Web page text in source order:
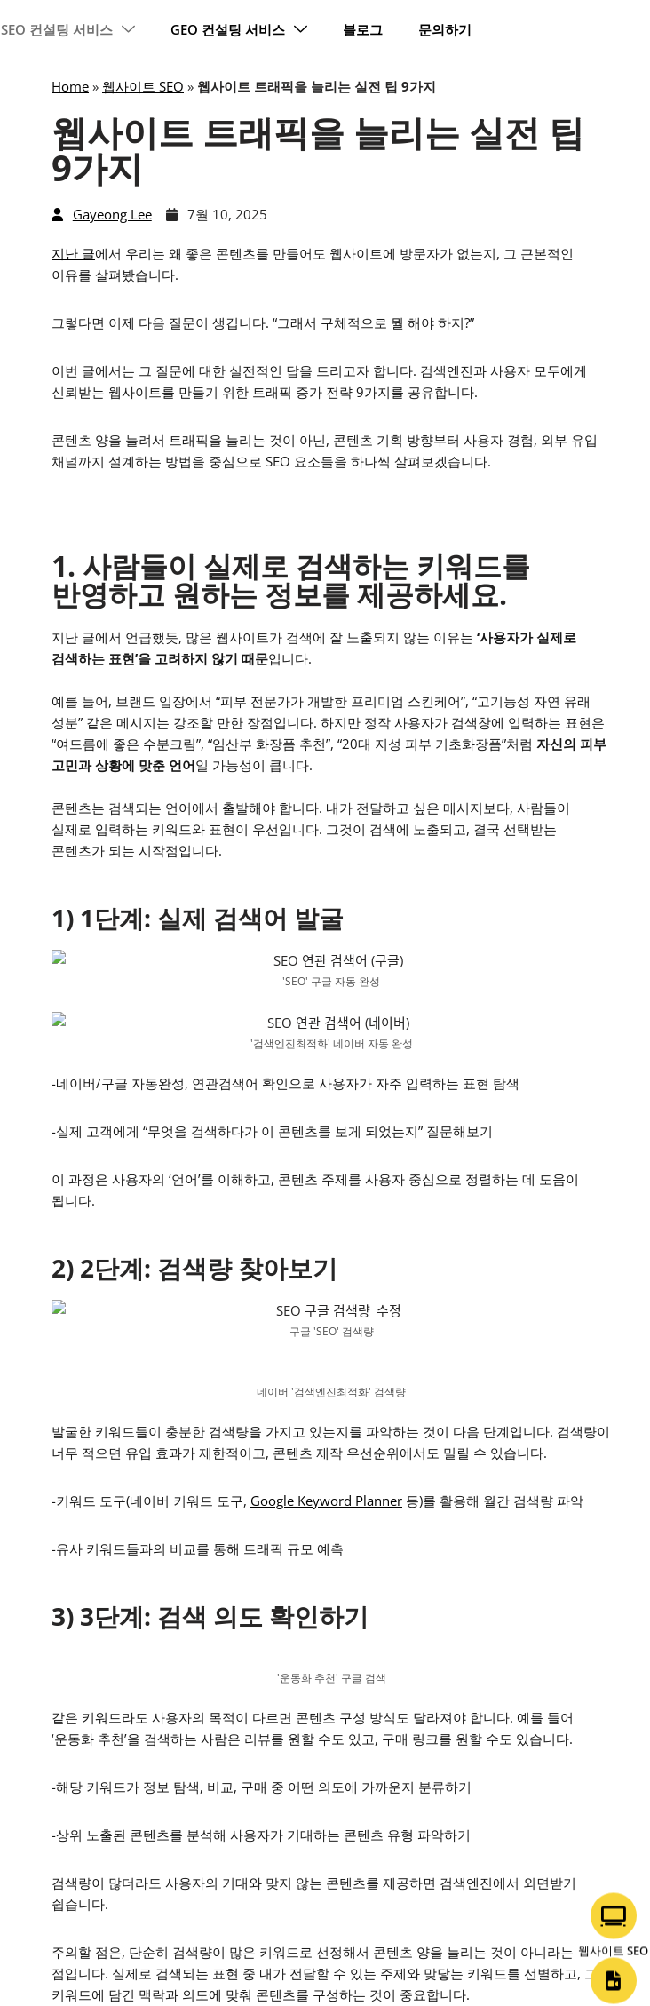
SEO 컨설팅 서비스 GEO 컨설팅 서비스 블로그 문의하기
Home » 웹사이트 SEO » 웹사이트 트래픽을 늘리는 실전 팁 9가지
웹사이트 트래픽을 늘리는 실전 팁
9가지
Gayeong Lee 7월 10, 2025
지난 글에서 우리는 왜 좋은 콘텐츠를 만들어도 웹사이트에 방문자가 없는지, 그 근본적인
이유를 살펴봤습니다.
그렇다면 이제 다음 질문이 생깁니다. “그래서 구체적으로 뭘 해야 하지?”
이번 글에서는 그 질문에 대한 실전적인 답을 드리고자 합니다. 검색엔진과 사용자 모두에게
신뢰받는 웹사이트를 만들기 위한 트래픽 증가 전략 9가지를 공유합니다.
콘텐츠 양을 늘려서 트래픽을 늘리는 것이 아닌, 콘텐츠 기획 방향부터 사용자 경험, 외부 유입
채널까지 설계하는 방법을 중심으로 SEO 요소들을 하나씩 살펴보겠습니다.
1. 사람들이 실제로 검색하는 키워드를
반영하고 원하는 정보를 제공하세요.
지난 글에서 언급했듯, 많은 웹사이트가 검색에 잘 노출되지 않는 이유는 ‘사용자가 실제로
검색하는 표현’을 고려하지 않기 때문입니다.
예를 들어, 브랜드 입장에서 “피부 전문가가 개발한 프리미엄 스킨케어”, “고기능성 자연 유래
성분” 같은 메시지는 강조할 만한 장점입니다. 하지만 정작 사용자가 검색창에 입력하는 표현은
“여드름에 좋은 수분크림”, “임산부 화장품 추천”, “20대 지성 피부 기초화장품”처럼 자신의 피부
고민과 상황에 맞춘 언어일 가능성이 큽니다.
콘텐츠는 검색되는 언어에서 출발해야 합니다. 내가 전달하고 싶은 메시지보다, 사람들이
실제로 입력하는 키워드와 표현이 우선입니다. 그것이 검색에 노출되고, 결국 선택받는
콘텐츠가 되는 시작점입니다.
1) 1단계: 실제 검색어 발굴
'SEO' 구글 자동 완성
'검색엔진최적화' 네이버 자동 완성
-네이버/구글 자동완성, 연관검색어 확인으로 사용자가 자주 입력하는 표현 탐색
-실제 고객에게 “무엇을 검색하다가 이 콘텐츠를 보게 되었는지” 질문해보기
이 과정은 사용자의 ‘언어’를 이해하고, 콘텐츠 주제를 사용자 중심으로 정렬하는 데 도움이
됩니다.
2) 2단계: 검색량 찾아보기
구글 'SEO' 검색량
네이버 '검색엔진최적화' 검색량
발굴한 키워드들이 충분한 검색량을 가지고 있는지를 파악하는 것이 다음 단계입니다. 검색량이
너무 적으면 유입 효과가 제한적이고, 콘텐츠 제작 우선순위에서도 밀릴 수 있습니다.
-키워드 도구(네이버 키워드 도구, Google Keyword Planner 등)를 활용해 월간 검색량 파악
-유사 키워드들과의 비교를 통해 트래픽 규모 예측
3) 3단계: 검색 의도 확인하기
'운동화 추천' 구글 검색
같은 키워드라도 사용자의 목적이 다르면 콘텐츠 구성 방식도 달라져야 합니다. 예를 들어
‘운동화 추천’을 검색하는 사람은 리뷰를 원할 수도 있고, 구매 링크를 원할 수도 있습니다.
-해당 키워드가 정보 탐색, 비교, 구매 중 어떤 의도에 가까운지 분류하기
-상위 노출된 콘텐츠를 분석해 사용자가 기대하는 콘텐츠 유형 파악하기
검색량이 많더라도 사용자의 기대와 맞지 않는 콘텐츠를 제공하면 검색엔진에서 외면받기
쉽습니다.
주의할 점은, 단순히 검색량이 많은 키워드로 선정해서 콘텐츠 양을 늘리는 것이 아니라는
점입니다. 실제로 검색되는 표현 중 내가 전달할 수 있는 주제와 맞닿는 키워드를 선별하고, 그
키워드에 담긴 맥락과 의도에 맞춰 콘텐츠를 구성하는 것이 중요합니다.
웹사이트 SEO